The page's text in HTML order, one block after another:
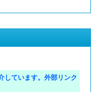
しています。外部リンク